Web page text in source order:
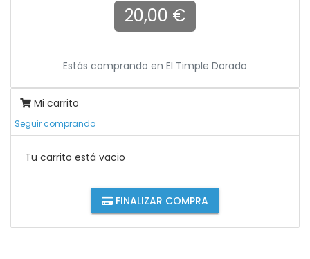
20,00 €
Estás comprando en El Timple Dorado
Mi carrito
Seguir comprando
Tu carrito está vacio
FINALIZAR COMPRA